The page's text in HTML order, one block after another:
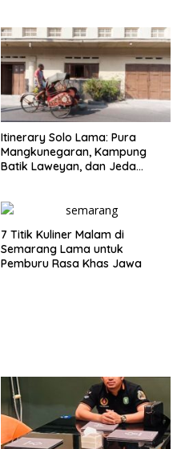
Itinerary Solo Lama: Pura
Mangkunegaran, Kampung
Batik Laweyan, dan Jeda
7 Titik Kuliner Malam di
Semarang Lama untuk
Pemburu Rasa Khas Jawa